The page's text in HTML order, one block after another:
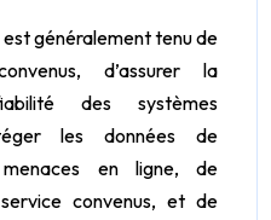
généralement tenu de
d’assurer la
des systèmes
les données de
en ligne, de
convenus, et de